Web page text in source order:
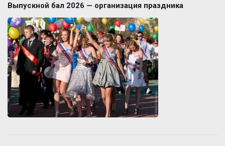
Выпускной бал 2026 — организация праздника